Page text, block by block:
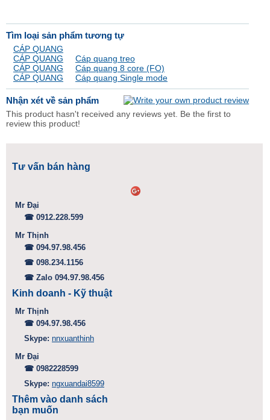
Tìm loại sản phẩm tương tự
CÁP QUANG
CÁP QUANG
Cáp quang treo
CÁP QUANG
Cáp quang 8 core (FO)
CÁP QUANG
Cáp quang Single mode
Nhận xét về sản phẩm
This product hasn't received any reviews yet. Be the first to
review this product!
Tư vấn bán hàng
Mr Đại
☎ 0912.228.599
Mr Thịnh
☎ 094.97.98.456
☎ 098.234.1156
☎ Zalo 094.97.98.456
Kinh doanh - Kỹ thuật
Mr Thịnh
☎ 094.97.98.456
Skype: nnxuanthinh
Mr Đại
☎ 0982228599
Skype: ngxuandai8599
Thêm vào danh sách
bạn muốn